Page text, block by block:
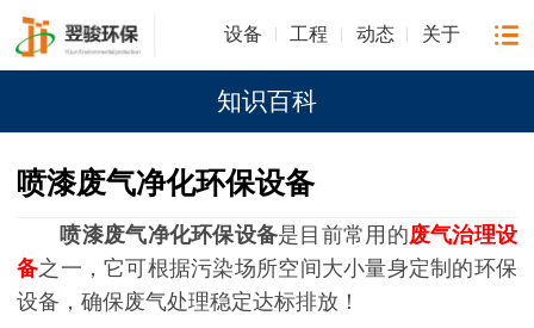
设备 工程 动态 关于
知识百科
喷漆废气净化环保设备
喷漆废气净化环保设备是目前常用的废气治理设
备之一，它可根据污染场所空间大小量身定制的环保
设备，确保废气处理稳定达标排放！